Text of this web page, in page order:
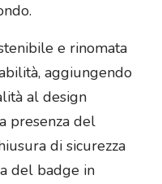
e rinomata
aggiungendo
al design
presenza del
di sicurezza
del badge in